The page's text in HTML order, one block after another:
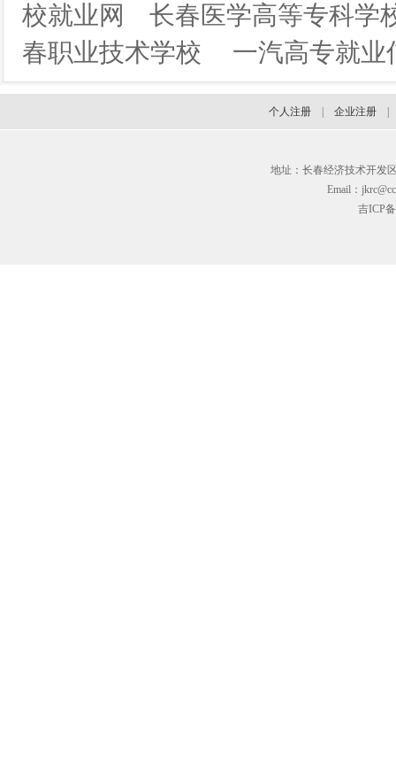
校就业网
长春医学高等专科学
春职业技术学校
一汽高专就业
个人注册 企业注册
地址：长春经济技术开发
Email：
吉ICP